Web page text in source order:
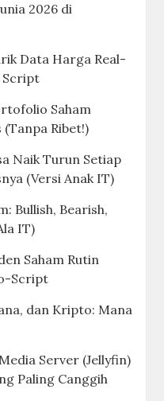
2026 di
Data Harga Real-
Script
Saham
Ribet!)
Naik Turun Setiap
(Versi Anak IT)
Bullish, Bearish,
IT)
Saham Rutin
Script
dan Kripto: Mana
Server (Jellyfin)
Paling Canggih